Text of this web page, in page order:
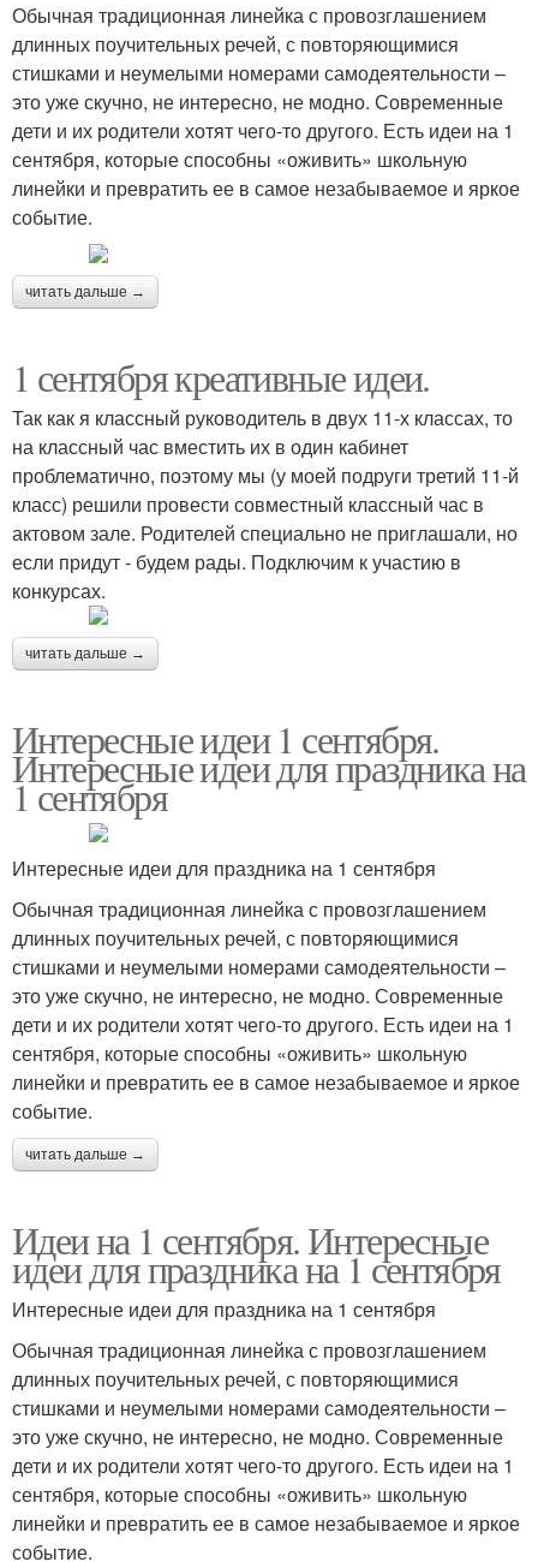
Обычная традиционная линейка с провозглашением
длинных поучительных речей, с повторяющимися
стишками и неумелыми номерами самодеятельности –
это уже скучно, не интересно, не модно. Современные
дети и их родители хотят чего-то другого. Есть идеи на 1
сентября, которые способны «оживить» школьную
линейки и превратить ее в самое незабываемое и яркое
событие.
читать дальше →
1 сентября креативные идеи.
Так как я классный руководитель в двух 11-х классах, то
на классный час вместить их в один кабинет
проблематично, поэтому мы (у моей подруги третий 11-й
класс) решили провести совместный классный час в
актовом зале. Родителей специально не приглашали, но
если придут - будем рады. Подключим к участию в
конкурсах.
читать дальше →
Интересные идеи 1 сентября.
Интересные идеи для праздника на
1 сентября
Интересные идеи для праздника на 1 сентября
Обычная традиционная линейка с провозглашением
длинных поучительных речей, с повторяющимися
стишками и неумелыми номерами самодеятельности –
это уже скучно, не интересно, не модно. Современные
дети и их родители хотят чего-то другого. Есть идеи на 1
сентября, которые способны «оживить» школьную
линейки и превратить ее в самое незабываемое и яркое
событие.
читать дальше →
Идеи на 1 сентября. Интересные
идеи для праздника на 1 сентября
Интересные идеи для праздника на 1 сентября
Обычная традиционная линейка с провозглашением
длинных поучительных речей, с повторяющимися
стишками и неумелыми номерами самодеятельности –
это уже скучно, не интересно, не модно. Современные
дети и их родители хотят чего-то другого. Есть идеи на 1
сентября, которые способны «оживить» школьную
линейки и превратить ее в самое незабываемое и яркое
событие.